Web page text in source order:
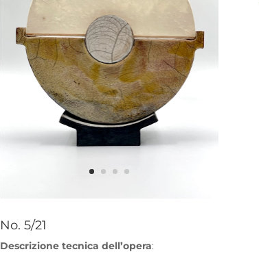
No. 5/21
Descrizione tecnica dell’opera: